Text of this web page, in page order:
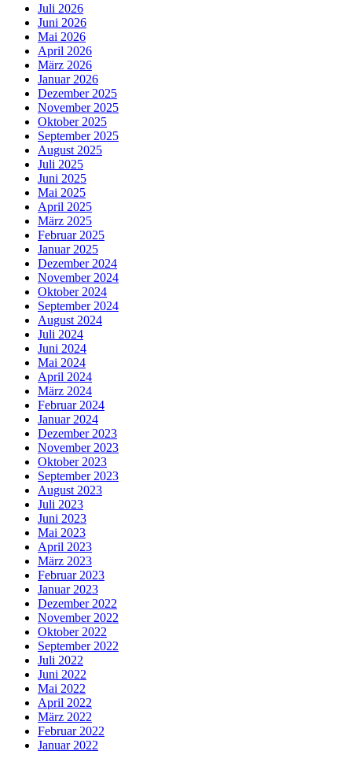
Juli 2026
Juni 2026
Mai 2026
April 2026
März 2026
Januar 2026
Dezember 2025
November 2025
Oktober 2025
September 2025
August 2025
Juli 2025
Juni 2025
Mai 2025
April 2025
März 2025
Februar 2025
Januar 2025
Dezember 2024
November 2024
Oktober 2024
September 2024
August 2024
Juli 2024
Juni 2024
Mai 2024
April 2024
März 2024
Februar 2024
Januar 2024
Dezember 2023
November 2023
Oktober 2023
September 2023
August 2023
Juli 2023
Juni 2023
Mai 2023
April 2023
März 2023
Februar 2023
Januar 2023
Dezember 2022
November 2022
Oktober 2022
September 2022
Juli 2022
Juni 2022
Mai 2022
April 2022
März 2022
Februar 2022
Januar 2022